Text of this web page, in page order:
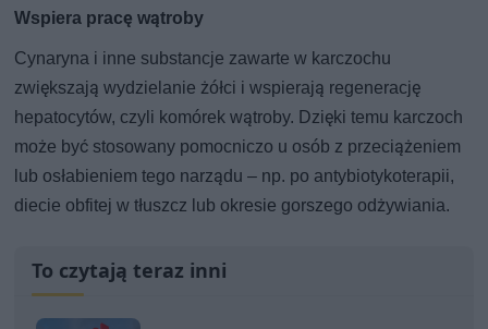
Wspiera pracę wątroby
Cynaryna i inne substancje zawarte w karczochu
zwiększają wydzielanie żółci i wspierają regenerację
hepatocytów, czyli komórek wątroby. Dzięki temu karczoch
może być stosowany pomocniczo u osób z przeciążeniem
lub osłabieniem tego narządu – np. po antybiotykoterapii,
diecie obfitej w tłuszcz lub okresie gorszego odżywiania.
To czytają teraz inni